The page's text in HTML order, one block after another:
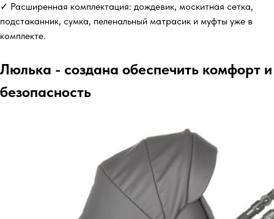
✓ Расширенная комплектация: дождевик, москитная сетка,
подстаканник, сумка, пеленальный матрасик и муфты уже в
комплекте.
Люлька - создана обеспечить комфорт и
безопасность